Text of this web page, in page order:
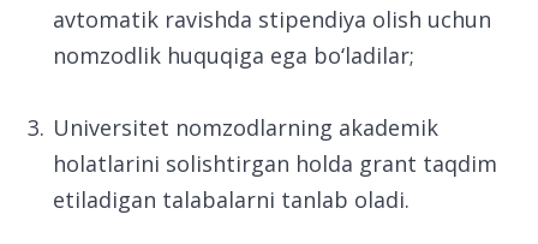
avtomatik ravishda stipendiya olish uchun
nomzodlik huquqiga ega bo‘ladilar;
Universitet nomzodlarning akademik
holatlarini solishtirgan holda grant taqdim
etiladigan talabalarni tanlab oladi.